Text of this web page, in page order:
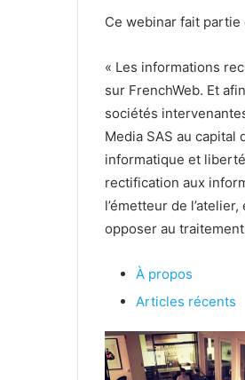
Ce webinar fait
« Les informations
sur FrenchWeb. Et
sociétés
Media SAS au capital
informatique et
rectification aux
l’émetteur de
opposer au
À propos
Articles récents